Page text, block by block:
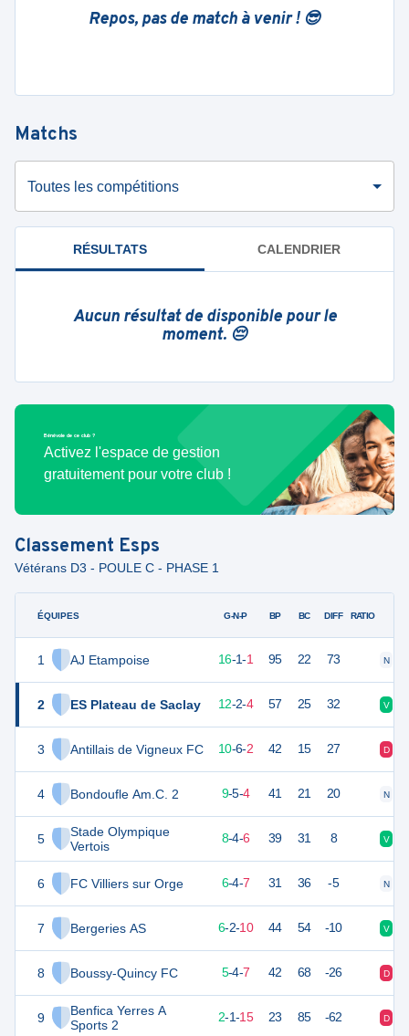
Repos, pas de match à venir ! 😎
Matchs
Toutes les compétitions
RÉSULTATS CALENDRIER
Aucun résultat de disponible pour le
moment. 😔
Bénévole de ce club ?
Activez l'espace de gestion
gratuitement pour votre club !
Classement Esps
Vétérans D3 - POULE C - PHASE 1
ÉQUIPES
1 AJ Etampoise
2 ES Plateau de Saclay
3 Antillais de Vigneux FC
4 Bondoufle Am.C. 2
5
Stade Olympique
Vertois
6 FC Villiers sur Orge
7 Bergeries AS
8 Boussy-Quincy FC
9
Benfica Yerres A
Sports 2
G-N-P BP BC DIFF RATIO
16-1-1 95 22 73 N
38 18 12-2-4 57 25 32 V
36 18 10-6-2 42 15 27 D
32 9-5-4 41 21 20 N
28 8-4-6 39 31 8 V
21 6-4-7 31 36 -5 N
6-2-10 44 54 -10 V
17 5-4-7 42 68 -26 D
7 2-1-15 23 85 -62 D